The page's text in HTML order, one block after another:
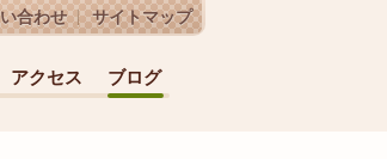
アクセス ブログ
合わせ サイトマップ